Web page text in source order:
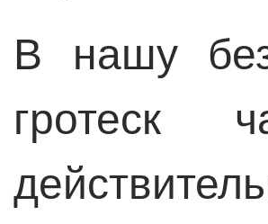
В нашу
гротеск